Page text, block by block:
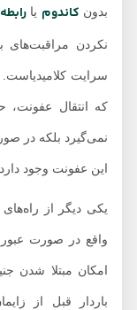
بدونکاندومیارابطه
نکردن مراقبت‌های
سرایت کلامیدیاست.
که انتقال عفونت،
نمی‌گیرد بلکه در صورت
این عفونت وجود دارد.
یکی دیگر از راه‌های
واقع در صورت عبور جنین
امکان مبتلا شدن جنین
باردار قبل از